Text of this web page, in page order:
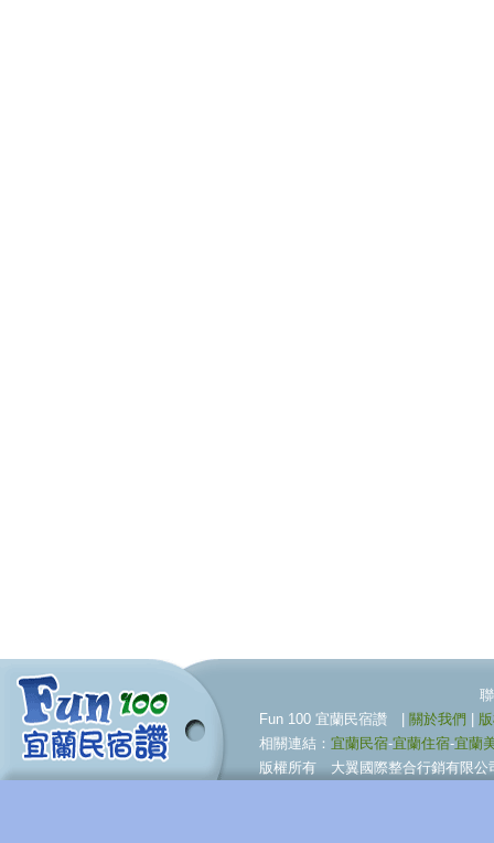
聯合行銷服務伙
Fun 100 宜蘭民宿讚 | 關於我們
相關連結： 宜蘭民宿-宜蘭住宿-宜蘭
版權所有 大翼國際整合行銷有限公